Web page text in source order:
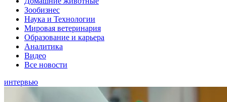
Зообизнес
Наука и Технологии
Мировая ветеринария
Образование и карьера
Аналитика
Видео
Все новости
интервью